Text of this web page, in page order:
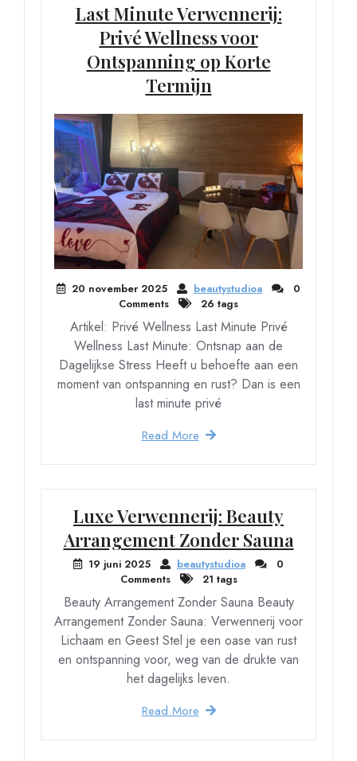
Last Minute Verwennerij:
Privé Wellness voor
Ontspanning op Korte
Termijn
20 november 2025 beautystudioa
0
Comments
26 tags
Artikel: Privé Wellness Last Minute Privé
Wellness Last Minute: Ontsnap aan de
Dagelijkse Stress Heeft u behoefte aan een
moment van ontspanning en rust? Dan is een
last minute privé
Read More
Luxe Verwennerij: Beauty
Arrangement Zonder Sauna
19 juni 2025 beautystudioa
0
Comments
21 tags
Beauty Arrangement Zonder Sauna Beauty
Arrangement Zonder Sauna: Verwennerij voor
Lichaam en Geest Stel je een oase van rust
en ontspanning voor, weg van de drukte van
het dagelijks leven.
Read More